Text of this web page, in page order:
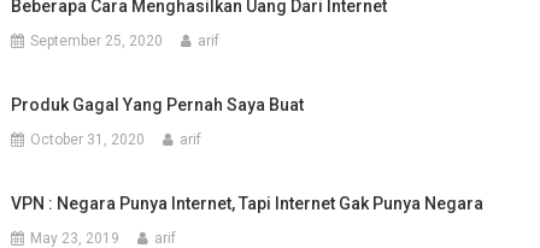
Beberapa Cara Menghasilkan Uang Dari Internet
September 25, 2020 arif
Produk Gagal Yang Pernah Saya Buat
October 31, 2020 arif
VPN : Negara Punya Internet, Tapi Internet Gak Punya Negara
May 23, 2019 arif